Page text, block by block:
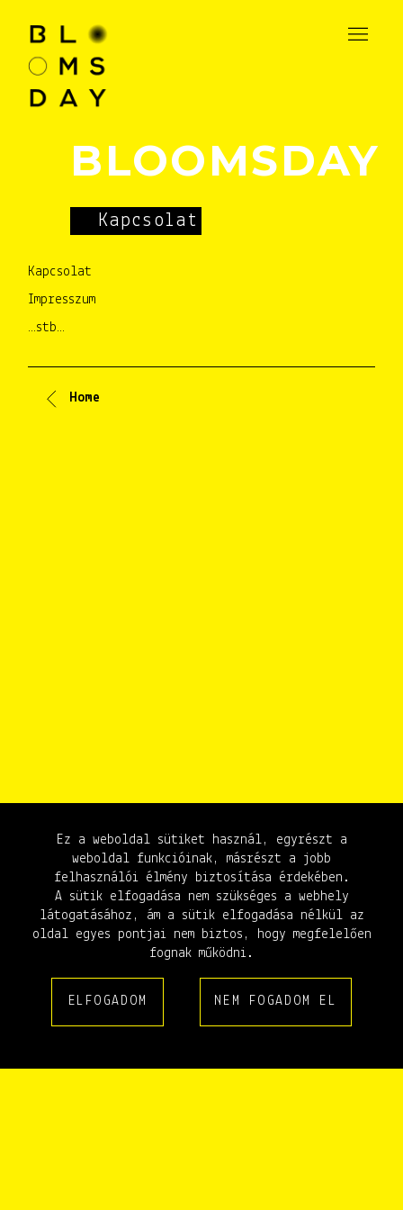
BLOOMSDAY
Kapcsolat
Kapcsolat
Impresszum
…stb…
Home
Ez a weboldal sütiket használ, egyrészt a
weboldal funkcióinak, másrészt a jobb
felhasználói élmény biztosítása érdekében.
A sütik elfogadása nem szükséges a webhely
látogatásához, ám a sütik elfogadása nélkül az
oldal egyes pontjai nem biztos, hogy megfelelően
fognak működni.
ELFOGADOM NEM FOGADOM EL